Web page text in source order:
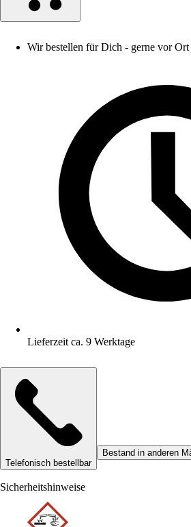
Wir bestellen für Dich - gerne vor
Lieferzeit ca. 9 Werktage
Telefonisch bestellbar
Bestand in anderen
Sicherheitshinweise